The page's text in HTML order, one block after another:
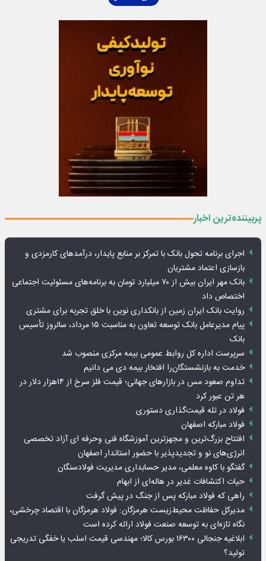
پربیننده‌ترین اخبار
اجرای برنامه تحول بانک با تمرکز بر منابع پایدار، درآمدهای کارمزدی و
بازسازی اعتماد مشتریان
بانک مهر ایران بیش از ۷۰ میلیارد تومان به برنامه‌های مسئولیت اجتماعی
اختصاص داد
روایت بانک ایران زمین از بانکداری نوین با خلق تجربه برای مشتری
پیام مدیرعامل بانک توسعه تعاون به مناسبت ۱۵ مرداد، سالروز تأسیس
بانک
سرپرست اداره کل روابط عمومی بیمه مرکزی منصوب شد
خدمت به بازنشستگان‌را افتخار بیمه دی می دانیم
تداوم صعود مس در بازارهای جهانی؛ قیمت فلز سرخ از ۱۴هزار دلار در
هر تن عبور کرد
فولاد در تله قیمت‌گذاری دستوری
فولاد مبارکه اصفهان
افتتاح بزرگ‌ترین و مجهزترین آموزشگاه فنی وحرفه ای آزاد تخصصی
انرژی‌های نو و تجدیدپذیر با حضور استاندار اصفهان
گفتگو با کاوه معلمی، مدیر حسابداری مدیریت فولادسنگان
حیات اکتشافات غدیر در هاله‌ای از ابهام
راهی که فولاد مبارکه پس از جنگ در پیش گرفت
مدیرکل حفاظت محیط‌زیست هرمزگان: فولاد هرمزگان با اقتصاد چرخشی،
نگاه تازه‌ای به توسعه صنعت فولاد ارائه کرده است
ابلاغیه جنجالی ۱۶۳۰۰ بورس کالا؛ مهندسی قیمت اسلب یا خفگی تدریجی
تولید؟